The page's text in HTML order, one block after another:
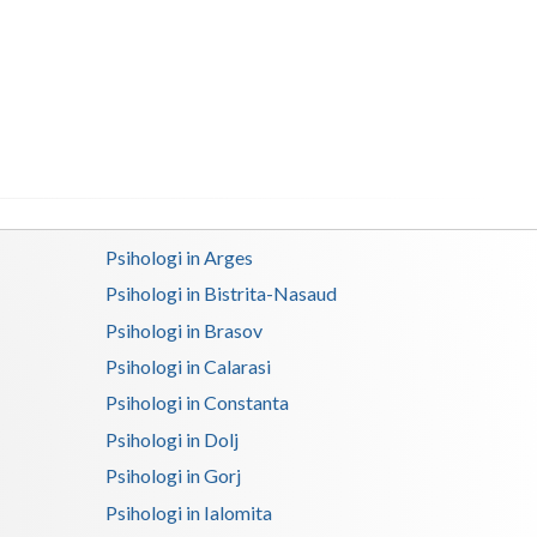
Covasna
Dambovita
Galati
Giurgiu
Gorj
Psihologi in Arges
Psihologi in Bistrita-Nasaud
Psihologi in Brasov
Psihologi in Calarasi
Psihologi in Constanta
Psihologi in Dolj
Psihologi in Gorj
Psihologi in Ialomita